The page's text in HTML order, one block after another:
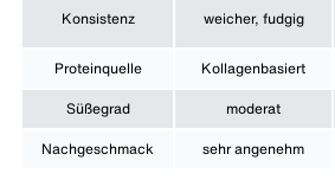
Konsistenz weicher, fudgig
Proteinquelle Kollagenbasiert
Süßegrad moderat
Nachgeschmack sehr angenehm